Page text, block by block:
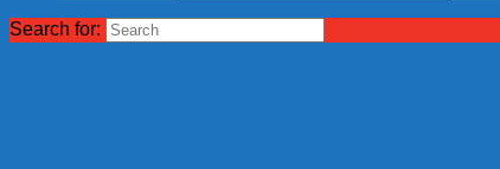
Search for: